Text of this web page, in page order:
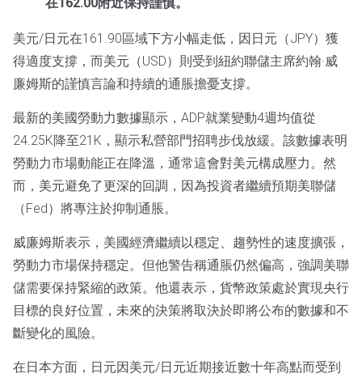
美元/日元在161.90區域下方小幅走低，因日元（JPY）獲
得適度支撐，而美元（USD）則受到紐約聯儲主席約翰·威
廉姆斯的謹慎言論和持續的通脹擔憂支撐。
最新的美國勞動力數據顯示，ADP就業變動4週均值從
24.25K降至21K，顯示私營部門招聘步伐放緩。該數據表明
勞動力市場動能正在降溫，通常這會對美元構成壓力。然
而，美元避免了更深的回調，因為投資者繼續預期美聯儲
（Fed）將專注於抑制通脹。
威廉姆斯表示，美國經濟繼續以穩定、趨勢性的速度擴張，
勞動力市場保持穩定。但他警告稱通脹仍然偏高，強調美聯
儲需要保持緊縮的政策。他還表示，貨幣政策處於實現央行
目標的良好位置，未來的決策將取決於即將公布的數據和不
斷變化的風險。
在日本方面，日元因美元/日元近期接近數十年高點而受到